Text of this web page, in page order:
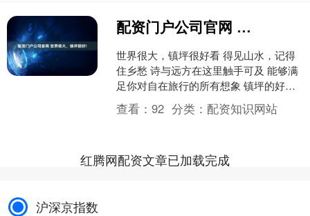
配资门户公司官网 世界很大，镇坪很好!
世界很大，镇坪很好看 得见山水，记得
住乡愁 诗与远方在这里触手可及 能够满
足你对自在旅行的所有想象 镇坪的好看
美在自然山水的浑然天成 一湖碧波，是
陕南的温柔底....
查看：92 分类：配资知识网站
红腾网配资文章已加载完成
沪深京指数